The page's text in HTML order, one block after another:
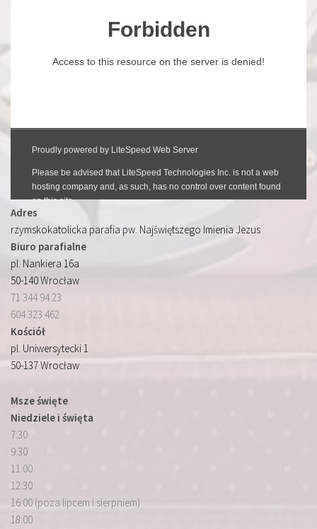
Adres
rzymskokatolicka parafia pw. Najświętszego Imienia Jezus
Biuro parafialne
pl. Nankiera 16a
50-140 Wrocław
71 344 94 23
604 323 462
Kościół
pl. Uniwersytecki 1
50-137 Wrocław
Msze święte
Niedziele i święta
7:30
9:30
11:00
12:30
16:00 (poza lipcem i sierpniem)
18:00